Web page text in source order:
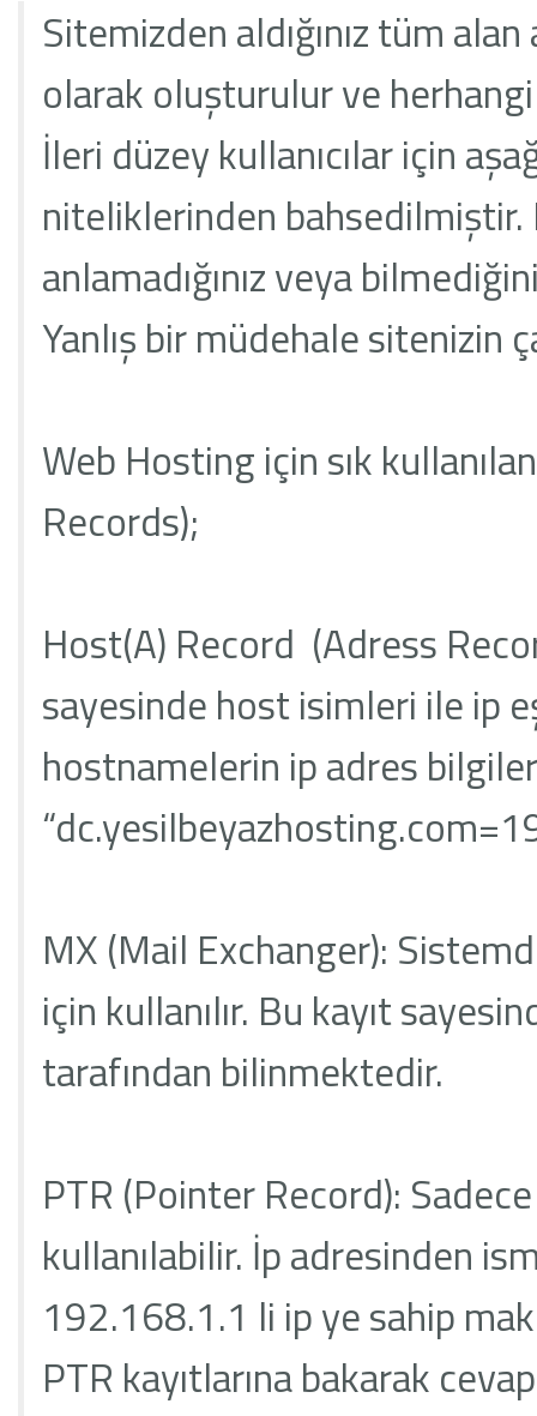
Sitemizden aldığınız tüm
olarak oluşturulur ve
İleri düzey kullanıcılar için
niteliklerinden bahsedilmiştir.
anlamadığınız veya
Yanlış bir müdehale sitenizin
Web Hosting için sık
Records);
Host(A) Record (Adress
sayesinde host isimleri ile ip
hostnamelerin ip adres
MX (Mail Exchanger):
için kullanılır. Bu kayıt
tarafından bilinmektedir.
PTR (Pointer Record):
kullanılabilir. İp adresinden
192.168.1.1 li ip ye sahip
PTR kayıtlarına bakarak